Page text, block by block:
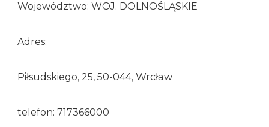
Województwo: WOJ. DOLNOŚLĄSKIE
Adres:
Piłsudskiego, 25, 50-044, Wrcław
telefon: 717366000